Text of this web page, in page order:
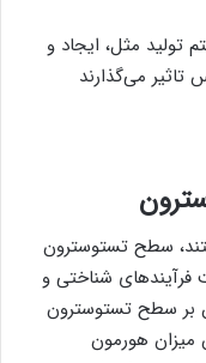
مثل، ایجاد و
می‌گذارند
سطح تستوسترون
شناختی و
بر سطح تستوسترون
میزان هورمون